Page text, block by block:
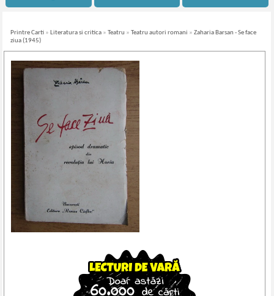
Printre Carti » Literatura si critica »Teatru »Teatru autori romani »Zaharia Barsan - Se face
ziua (1945)